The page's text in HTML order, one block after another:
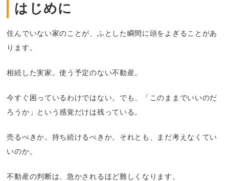
はじめに
住んでいない家のことが、ふとした瞬間に頭をよぎることがあ
ります。
相続した実家。使う予定のない不動産。
今すぐ困っているわけではない。でも、「このままでいいのだ
ろうか」という感覚だけは残っている。
売るべきか。持ち続けるべきか。それとも、まだ考えなくてい
いのか。
不動産の判断は、急かされるほど難しくなります。